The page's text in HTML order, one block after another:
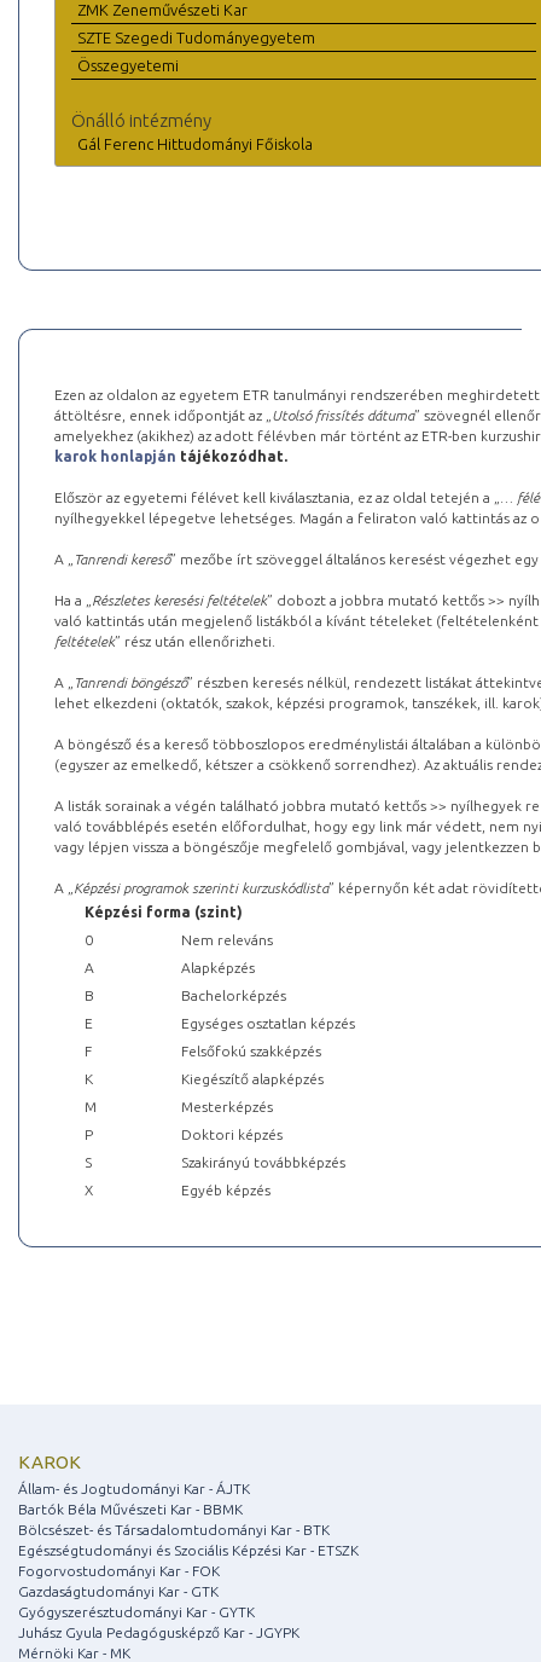
ZMK Zeneművészeti Kar
SZTE Szegedi Tudományegyetem
Összegyetemi
Önálló intézmény
Gál Ferenc Hittudományi Főiskola
Ezen az oldalon az egyetem ETR tanulmányi rendszerében
áttöltésre, ennek időpontját az „ Utolsó frissítés dátuma” szövegnél
amelyekhez (akikhez) az adott félévben már történt az ETR-ben
karok honlapján tájékozódhat.
Először az egyetemi félévet kell kiválasztania, ez az oldal tetején a „
…
nyílhegyekkel lépegetve lehetséges. Magán a feliraton való kattintás az
A „ Tanrendi kereső” mezőbe írt szöveggel általános keresést végezhet
Ha a „ Részletes keresési feltételek” dobozt a jobbra mutató kettős >>
való kattintás után megjelenő listákból a kívánt tételeket (feltételenként
feltételek” rész után ellenőrizheti.
A „ Tanrendi böngésző” részben keresés nélkül, rendezett listákat
lehet elkezdeni (oktatók, szakok, képzési programok, tanszékek, ill.
A böngésző és a kereső többoszlopos eredménylistái általában a
(egyszer az emelkedő, kétszer a csökkenő sorrendhez). Az aktuális
A listák sorainak a végén található jobbra mutató kettős >> nyílhegyek
való továbblépés esetén előfordulhat, hogy egy link már védett, nem
vagy lépjen vissza a böngészője megfelelő gombjával, vagy
A „ Képzési programok szerinti kurzuskódlista” képernyőn két adat
Képzési forma (szint)
0
Nem releváns
A
Alapképzés
B
Bachelorképzés
E
Egységes osztatlan képzés
F
Felsőfokú szakképzés
K
Kiegészítő alapképzés
M
Mesterképzés
P
Doktori képzés
S
Szakirányú továbbképzés
X
Egyéb képzés
KAROK
Állam- és Jogtudományi Kar - ÁJTK
Bartók Béla Művészeti Kar - BBMK
Bölcsészet- és Társadalomtudományi Kar - BTK
Egészségtudományi és Szociális Képzési Kar - ETSZK
Fogorvostudományi Kar - FOK
Gazdaságtudományi Kar - GTK
Gyógyszerésztudományi Kar - GYTK
Juhász Gyula Pedagógusképző Kar - JGYPK
Mérnöki Kar - MK